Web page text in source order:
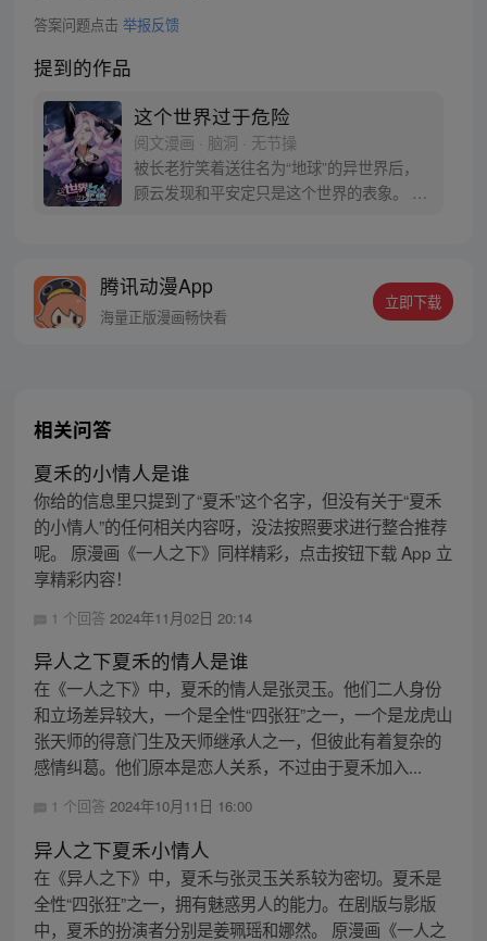
答案问题点击 举报反馈
提到的作品
这个世界过于危险
阅文漫画 · 脑洞 · 无节操
被长老狞笑着送往名为“地球”的异世界后，
顾云发现和平安定只是这个世界的表象。 恶
不能寐的都市传说诞生了 《这个世界过于危
险》每周三、六双更，读者群：561675062
腾讯动漫App
海量正版漫画畅快看
立即下载
相关问答
夏禾的小情人是谁
你给的信息里只提到了“夏禾”这个名字，但没有关于“夏禾
的小情人”的任何相关内容呀，没法按照要求进行整合推荐
呢。 原漫画《一人之下》同样精彩，点击按钮下载 App 立
享精彩内容！
1 个回答 2024年11月02日 20:14
异人之下夏禾的情人是谁
在《一人之下》中，夏禾的情人是张灵玉。他们二人身份
和立场差异较大，一个是全性“四张狂”之一，一个是龙虎山
张天师的得意门生及天师继承人之一，但彼此有着复杂的
感情纠葛。他们原本是恋人关系，不过由于夏禾加入...
1 个回答 2024年10月11日 16:00
异人之下夏禾小情人
在《异人之下》中，夏禾与张灵玉关系较为密切。夏禾是
全性“四张狂”之一，拥有魅惑男人的能力。在剧版与影版
中，夏禾的扮演者分别是姜珮瑶和娜然。 原漫画《一人之